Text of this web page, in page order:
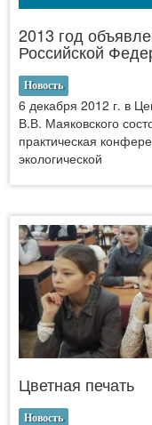
2013 год
Российской
Новость
6 декабря 2012 г. в
В.В. Маяковского
практическая
экологической
Цветная печать
Новость